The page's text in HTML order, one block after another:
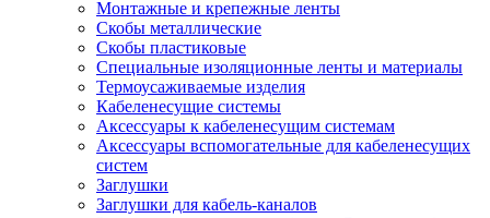
Монтажные и крепежные ленты
Скобы металлические
Скобы пластиковые
Специальные изоляционные ленты и материалы
Термоусаживаемые изделия
Кабеленесущие системы
Аксессуары к кабеленесущим системам
Аксессуары вспомогательные для кабеленесущих
систем
Заглушки
Заглушки для кабель-каналов